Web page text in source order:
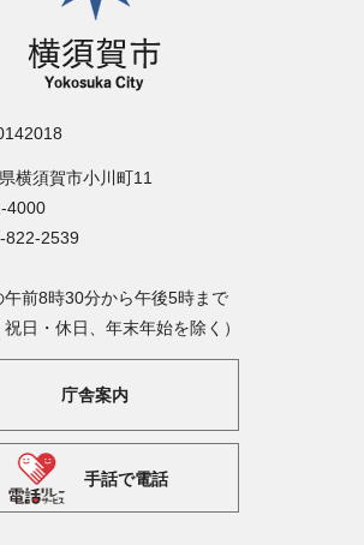
横須賀市小川町11
4000
822-2539
午前8時30分から午後5時まで
祝日・休日、年末年始を除く）
庁舎案内
手話で電話